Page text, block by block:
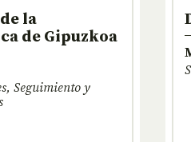
la
de Gipuzkoa
Seguimiento y